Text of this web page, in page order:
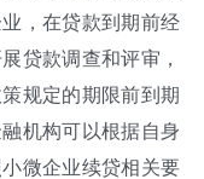
，在贷款到期前经
贷款调查和评审，
规定的期限前到期
机构可以根据自身
微企业续贷相关要